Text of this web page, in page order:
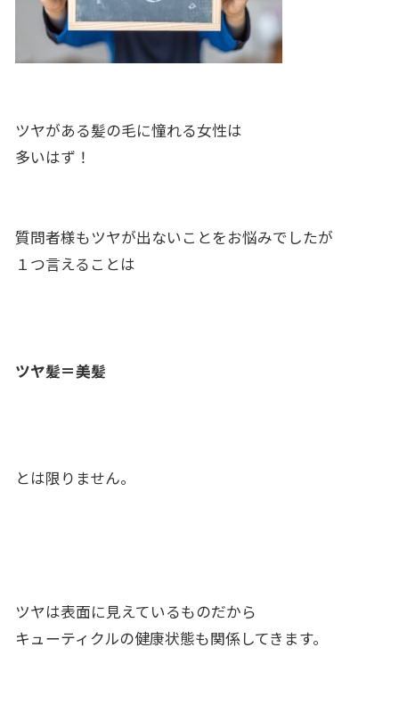
ツヤがある髪の毛に憧れる女性は
多いはず！
質問者様もツヤが出ないことをお悩みでしたが
１つ言えることは
ツヤ髪＝美髪
とは限りません。
ツヤは表面に見えているものだから
キューティクルの健康状態も関係してきます。